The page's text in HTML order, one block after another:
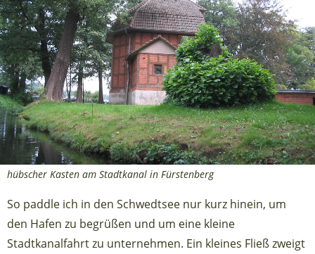
hübscher Kasten am Stadtkanal in Fürstenberg
So paddle ich in den Schwedtsee nur kurz hinein, um
den Hafen zu begrüßen und um eine kleine
Stadtkanalfahrt zu unternehmen. Ein kleines Fließ zweigt